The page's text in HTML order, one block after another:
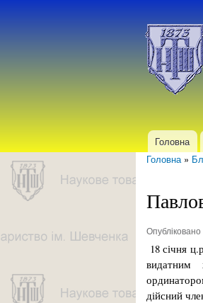
Головне
Головна
Головна»
Опубліковано
18 січня
видатним
дійсний